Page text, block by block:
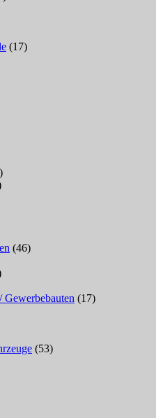
(17)
(46)
Gewerbebauten (17)
(53)